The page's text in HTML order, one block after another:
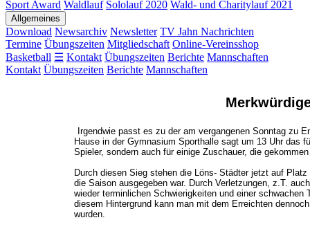
Sport Award Waldlauf Sololauf 2020 Wald- und Charitylauf 2021
Allgemeines
Download Newsarchiv Newsletter TV Jahn Nachrichten
Termine Übungszeiten Mitgliedschaft Online-Vereinsshop
Basketball ☰ Kontakt Übungszeiten Berichte Mannschaften
Kontakt Übungszeiten Berichte Mannschaften